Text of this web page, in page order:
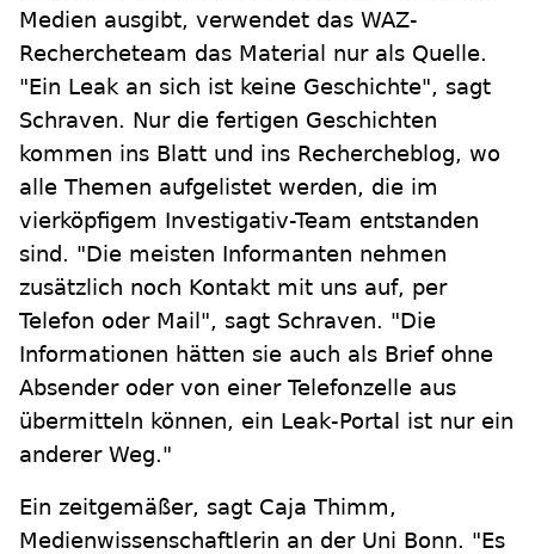
Medien ausgibt, verwendet das WAZ-
Rechercheteam das Material nur als Quelle.
"Ein Leak an sich ist keine Geschichte", sagt
Schraven. Nur die fertigen Geschichten
kommen ins Blatt und ins Rechercheblog, wo
alle Themen aufgelistet werden, die im
vierköpfigem Investigativ-Team entstanden
sind. "Die meisten Informanten nehmen
zusätzlich noch Kontakt mit uns auf, per
Telefon oder Mail", sagt Schraven. "Die
Informationen hätten sie auch als Brief ohne
Absender oder von einer Telefonzelle aus
übermitteln können, ein Leak-Portal ist nur ein
anderer Weg."
Ein zeitgemäßer, sagt Caja Thimm,
Medienwissenschaftlerin an der Uni Bonn. "Es